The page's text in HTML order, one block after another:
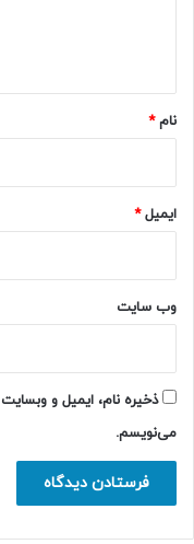
نام*
ایمیل*
وب‌ سایت
ذخیره نام، ایمیل و
می‌نویسم.